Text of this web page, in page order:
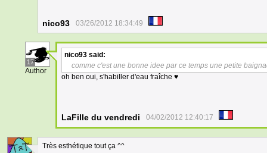
nico93 03/26/2012 18:34:49
17
Author
nico93 said:
comme c'est une bonne idee par ce temps une petite
oh ben oui, s'habiller d'eau fraîche ♥
LaFille du vendredi 04/02/2012 12:40:17
Très esthétique tout ça ^^